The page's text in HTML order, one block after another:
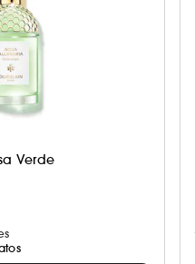
Verde